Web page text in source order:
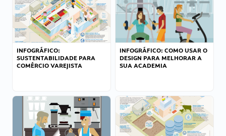
INFOGRÁFICO:
SUSTENTABILIDADE PARA
COMÉRCIO VAREJISTA
INFOGRÁFICO: COMO USAR O
DESIGN PARA MELHORAR A
SUA ACADEMIA